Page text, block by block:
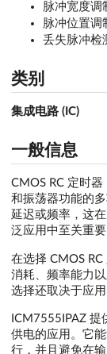
脉冲宽度调
脉冲位置调
丢失脉冲检
类别
集成电路 (IC)
一般信息
CMOS RC 定时
和振荡器功能的
延迟或频率，这
泛应用中至关重要
在选择 CMOS
消耗、频率能力
选择还取决于应
ICM7555IPAZ
供电的应用。它
行，并且避免在